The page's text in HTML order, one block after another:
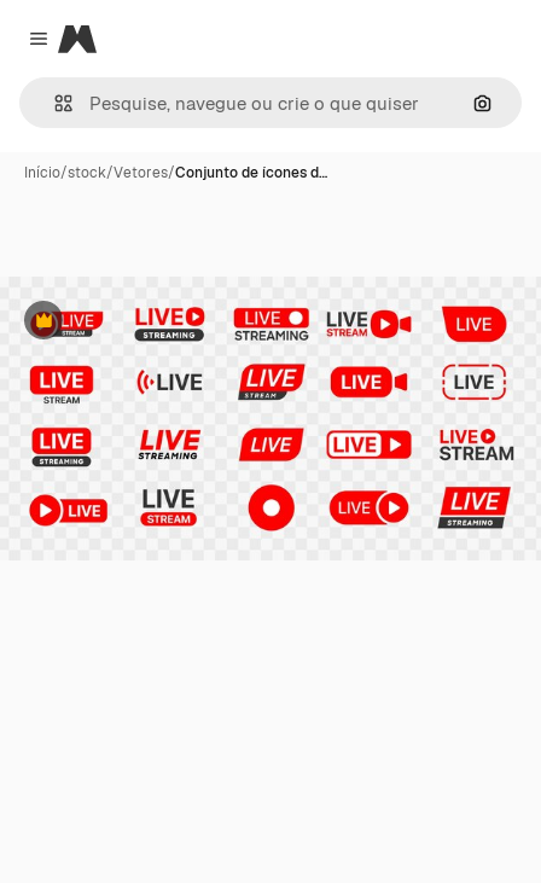
Close menu
Magnific
Início/stock/Vetores/Conjunto de ícones d…
Premium